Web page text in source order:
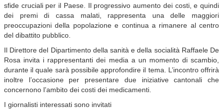
sfide cruciali per il Paese. Il progressivo aumento dei costi, e quindi
dei premi di cassa malati, rappresenta una delle maggiori
preoccupazioni della popolazione e continua a rimanere al centro
del dibattito pubblico.
Il Direttore del Dipartimento della sanità e della socialità Raffaele De
Rosa invita i rappresentanti dei media a un momento di scambio,
durante il quale sarà possibile approfondire il tema. L’incontro offrirà
inoltre l’occasione per presentare due iniziative cantonali che
concernono l’ambito dei costi dei medicamenti.
I giornalisti interessati sono invitati